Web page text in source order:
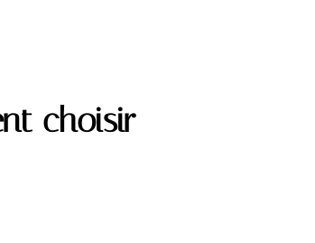
choisir